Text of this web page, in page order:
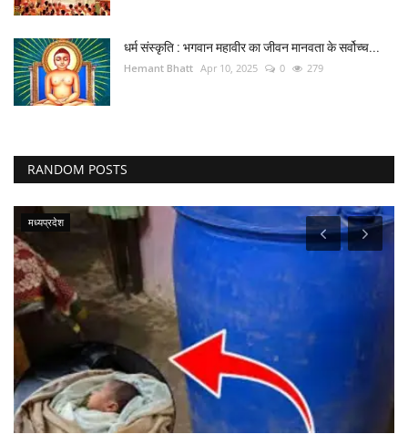
धर्म संस्कृति : भगवान महावीर का जीवन मानवता के सर्वोच्च...
Hemant Bhatt Apr 10, 2025 0 279
RANDOM POSTS
मध्यप्रदेश